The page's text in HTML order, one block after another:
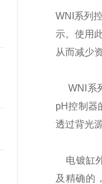
WNI 系列
示。使用
从而减少
WNI 系
pH控制器
透过背光
电镀缸
及精确的